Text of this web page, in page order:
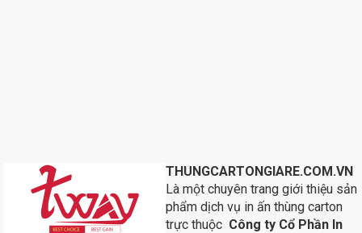
THUNGCARTONGIARE.COM.VN
Là một chuyên trang giới thiệu sản
phẩm dịch vụ in ấn thùng carton
trực thuộc Công ty Cổ Phần In